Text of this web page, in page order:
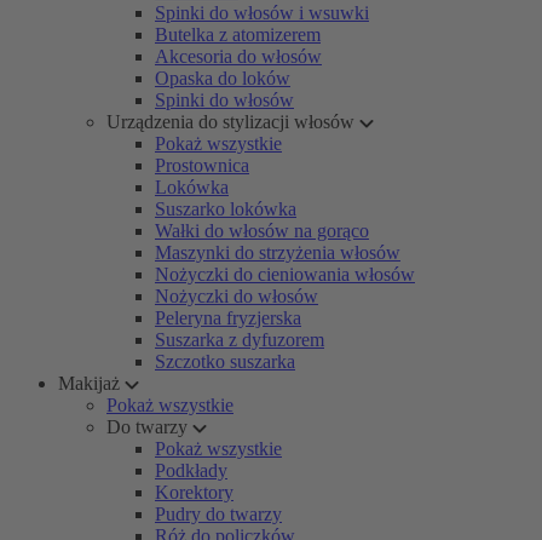
Spinki do włosów i wsuwki
Butelka z atomizerem
Akcesoria do włosów
Opaska do loków
Spinki do włosów
Urządzenia do stylizacji włosów
Pokaż wszystkie
Prostownica
Lokówka
Suszarko lokówka
Wałki do włosów na gorąco
Maszynki do strzyżenia włosów
Nożyczki do cieniowania włosów
Nożyczki do włosów
Peleryna fryzjerska
Suszarka z dyfuzorem
Szczotko suszarka
Makijaż
Pokaż wszystkie
Do twarzy
Pokaż wszystkie
Podkłady
Korektory
Pudry do twarzy
Róż do policzków